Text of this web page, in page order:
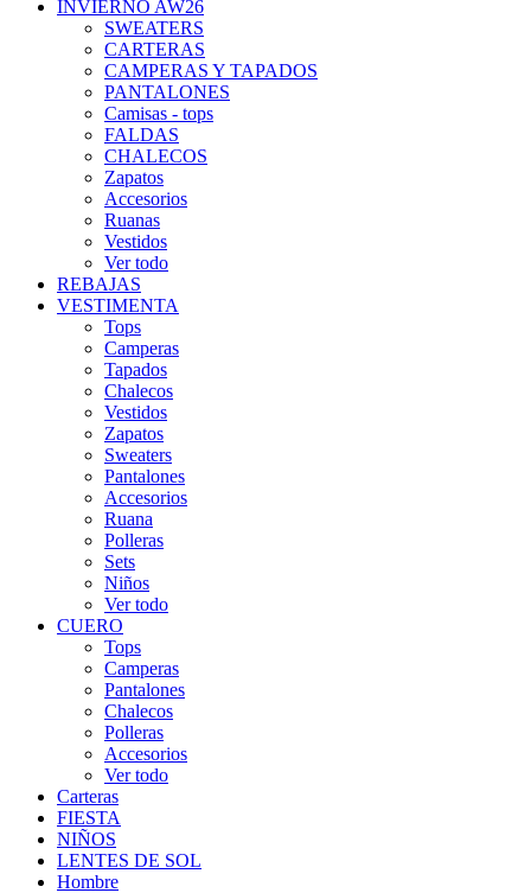
INVIERNO AW26
SWEATERS
CARTERAS
CAMPERAS Y TAPADOS
PANTALONES
Camisas - tops
FALDAS
CHALECOS
Zapatos
Accesorios
Ruanas
Vestidos
Ver todo
REBAJAS
VESTIMENTA
Tops
Camperas
Tapados
Chalecos
Vestidos
Zapatos
Sweaters
Pantalones
Accesorios
Ruana
Polleras
Sets
Niños
Ver todo
CUERO
Tops
Camperas
Pantalones
Chalecos
Polleras
Accesorios
Ver todo
Carteras
FIESTA
NIÑOS
LENTES DE SOL
Hombre